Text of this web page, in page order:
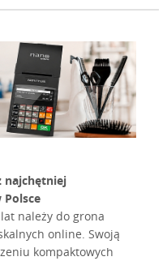
najchętniej
należy do grona
online. Swoją
kompaktowych